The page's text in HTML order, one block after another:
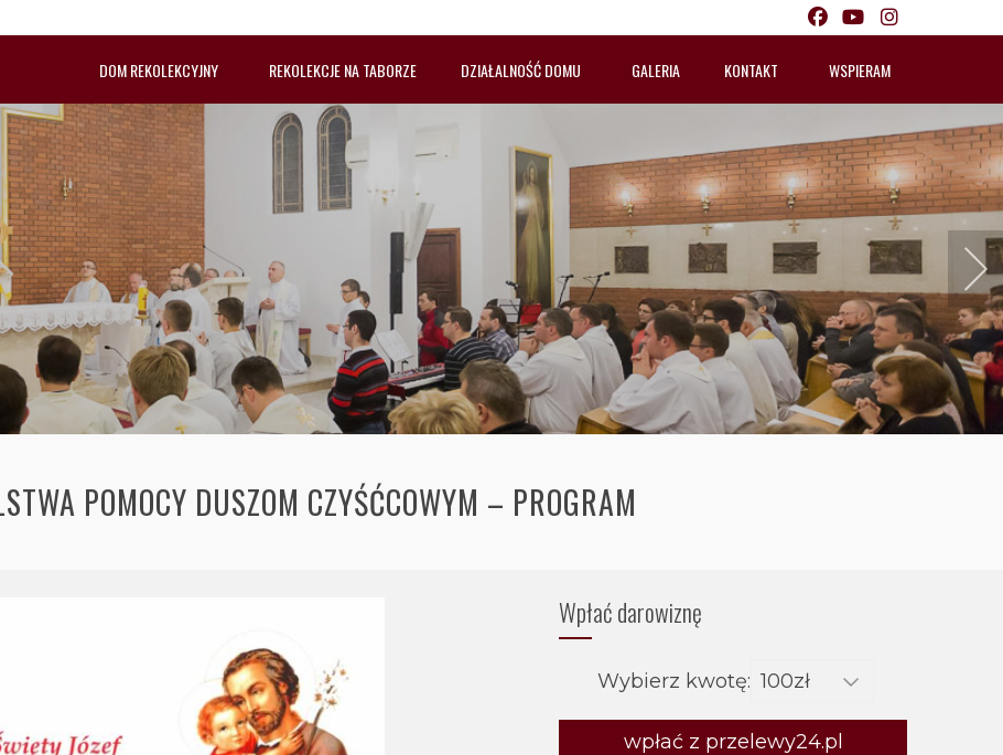
DOM REKOLEKCYJNY REKOLEKCJE NA TABORZE DZIAŁALNOŚĆ DOMU GALERIA KONTAKT WSPIERAM
POMOCY DUSZOM CZYŚĆCOWYM – PROGRAM
Wpłać darowiznę
Wybierz kwotę:
wpłać z przelewy24.pl